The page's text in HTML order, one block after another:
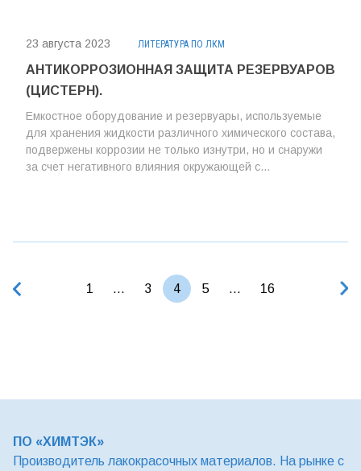
23 августа 2023 ЛИТЕРАТУРА ПО ЛКМ
АНТИКОРРОЗИОННАЯ ЗАЩИТА РЕЗЕРВУАРОВ
(ЦИСТЕРН).
Емкостное оборудование и резервуары, используемые
для хранения жидкости различного химического состава,
подвержены коррозии не только изнутри, но и снаружи
за счет негативного влияния окружающей с...
1 ... 3 4 5 ... 16
ПО «ХИМТЭК»
Производитель лакокрасочных материалов. На рынке с